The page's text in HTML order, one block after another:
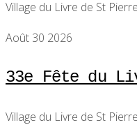
Village du Livre de St
Août 30 2026
33e Fête du
Village du Livre de St